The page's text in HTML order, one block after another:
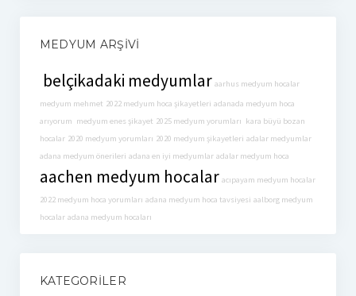
MEDYUM ARŞIVI
belçikadaki medyumlar aarhus medyum hocalar
medyum mehmet 2022 medyum hoca şikayetleri adanada medyum hoca
arıyorum medyum enes şikayet 2025 medyum yorumları kara büyü bozan
hocalar 2020 medyum yorumları 2020 medyum şikayetleri adalar medyumlar
adana medyum önerileri adana en iyi medyumlar adalar medyum hoca
aachen medyum hocalar acıpayam medyum hocalar
2022 medyum hoca yorumları adana medyum hoca tavsiyesi aalborg medyum
hocalar adana medyum hocaları
KATEGORILER